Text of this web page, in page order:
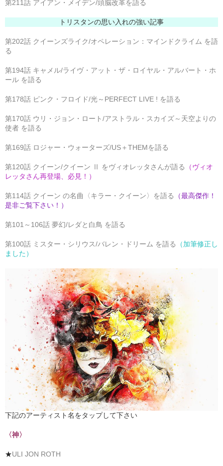
第211話 アイアン・メイデン/頭脳改革を語る
トリスタンの思い入れの強い記事
第202話 クイーンズライク/オペレーション：マインドクライム を語
る
第194話 キャメル/ライヴ・アット・ザ・ロイヤル・アルバート・ホ
ール を語る
第178話 ピンク・フロイド/光～PERFECT LIVE ! を語る
第170話 ウリ・ジョン・ロート/アストラル・スカイズ～天空よりの
使者 を語る
第169話 ロジャー・ウォーターズ/US＋THEMを語る
第120話 クイーン/クイーン Ⅱ をヴィオレッタさんが語る
（ヴィオ
レッタさん再登場、必見！）
第114話 クイーン の名曲〈キラー・クイーン〉を語る
（最高傑作！
是非ご覧下さい！）
第101～106話 夢幻/レダと白鳥 を語る
第100話 ミスター・シリウス/バレン・ドリーム を語る
（加筆修正し
ました）
下記のアーティスト名をタップして下さい
〈神〉
★ULI JON ROTH